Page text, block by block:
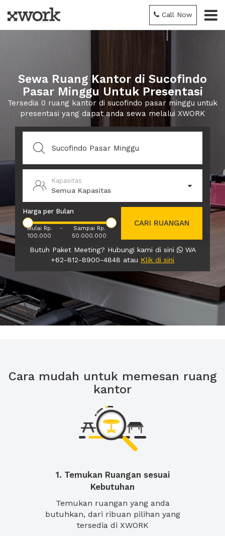
Call Now
Sewa Ruang Kantor di Sucofindo
Pasar Minggu Untuk Presentasi
Tersedia 0 ruang kantor di sucofindo pasar minggu untuk
presentasi yang dapat anda sewa melalui XWORK
Kapasitas
Semua Kapasitas
Harga per Bulan
Mulai Rp.
100.000
-
Sampai Rp.
50.000.000
CARI RUANGAN
Butuh Paket Meeting? Hubungi kami di sini
WA
+62-812-8900-4848 atau Klik di sini
Cara mudah untuk memesan ruang
kantor
1. Temukan Ruangan sesuai
Kebutuhan
Temukan ruangan yang anda
butuhkan, dari ribuan pilihan yang
tersedia di XWORK